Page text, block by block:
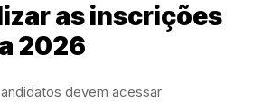
as inscrições
2026
devem acessar